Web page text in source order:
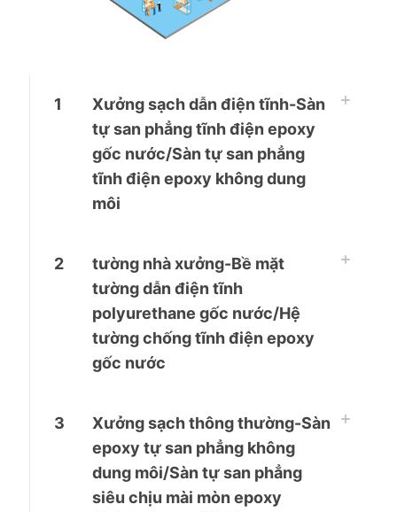
1
Xưởng sạch dẫn điện tĩnh-Sàn
tự san phẳng tĩnh điện epoxy
gốc nước/Sàn tự san phẳng
tĩnh điện epoxy không dung
môi
2
tường nhà xưởng-Bề mặt
tường dẫn điện tĩnh
polyurethane gốc nước/Hệ
tường chống tĩnh điện epoxy
gốc nước
3
Xưởng sạch thông thường-Sàn
epoxy tự san phẳng không
dung môi/Sàn tự san phẳng
siêu chịu mài mòn epoxy